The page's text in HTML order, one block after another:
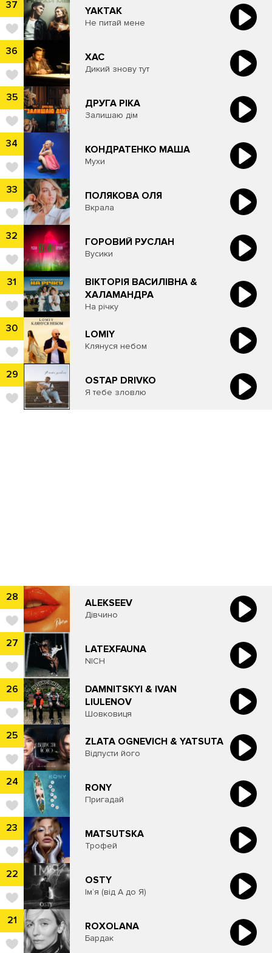
37 ​YAKTAK
Не питай мене
36 ХАС
Дикий знову тут
35 ДРУГА РІКА
Залишаю дім
34 КОНДРАТЕНКО МАША
Мухи
33 ПОЛЯКОВА ОЛЯ
Вкрала
32 ГОРОВИЙ РУСЛАН
Вусики
31
ВІКТОРІЯ ВАСИЛІВНА &
ХАЛАМАНДРА
На річку
30 LOMIY
Клянуся небом
29 OSTAP DRIVKO
Я тебе зловлю
28 ALEKSEEV
Дівчино
27 LATEXFAUNA
NICH
26
DAMNITSKYI & IVAN
LIULENOV
Шовковиця
25 ZLATA OGNEVICH & YATSUTA
Відпусти його
24 RONY
Пригадай
23 MATSUTSKA
Трофей
22 OSTY
Ім‘я (від А до Я)
21 ROXOLANA
Бардак